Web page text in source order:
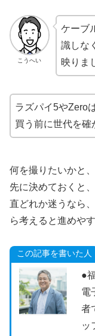
こうへい
ケーブ
識しな
映りま
ラズパイ5やZero
買う前に世代を確
何を撮りたいかと
先に決めておくと
直どれか迷うなら
ら考えると進めやす
この記事を書いた人
●
電
者
ッ